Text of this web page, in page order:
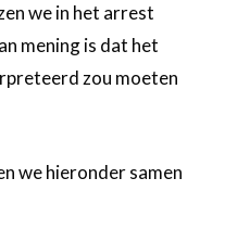
we in het arrest
mening is dat het
zou moeten
we hieronder samen